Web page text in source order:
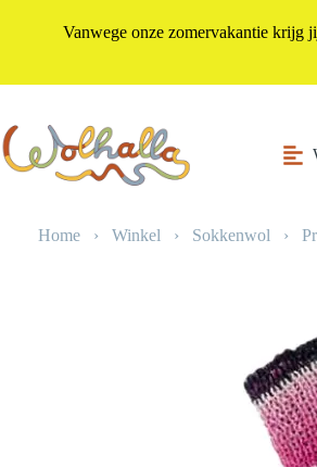
de
inhoud
Home › Winkel › Sokkenwol ›
Vanwege onze zomervakantie krijg